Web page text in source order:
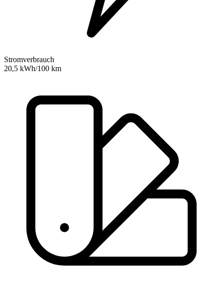
Stromverbrauch
20,5 kWh/100 km